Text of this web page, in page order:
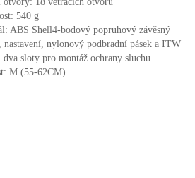
540 g
ABS Shell4-bodový popruhový závěsný
nastavení, nylonový podbradní pásek a ITW
dva sloty pro montáž ochrany sluchu.
M (55-62CM)